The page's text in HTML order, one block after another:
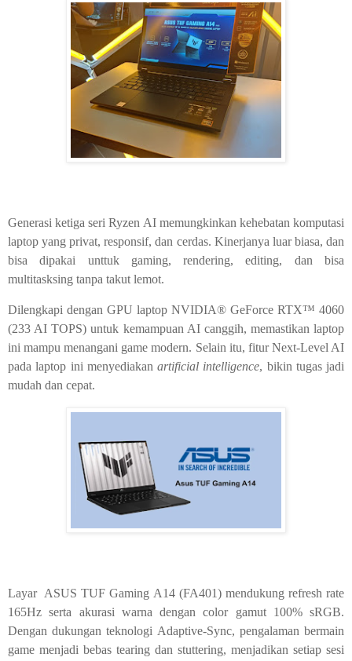
Generasi ketiga seri Ryzen AI memungkinkan kehebatan komputasi
laptop yang privat, responsif, dan cerdas. Kinerjanya luar biasa, dan
bisa dipakai unttuk gaming, rendering, editing, dan bisa
multitasksing tanpa takut lemot.
Dilengkapi dengan GPU laptop NVIDIA® GeForce RTX™ 4060
(233 AI TOPS) untuk kemampuan AI canggih, memastikan laptop
ini mampu menangani game modern. Selain itu, fitur Next-Level AI
pada laptop ini menyediakan artificial intelligence, bikin tugas jadi
mudah dan cepat.
Layar ASUS TUF Gaming A14 (FA401) mendukung refresh rate
165Hz serta akurasi warna dengan color gamut 100% sRGB.
Dengan dukungan teknologi Adaptive-Sync, pengalaman bermain
game menjadi bebas tearing dan stuttering, menjadikan setiap sesi